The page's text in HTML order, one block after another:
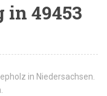
in 49453
in Niedersachsen.